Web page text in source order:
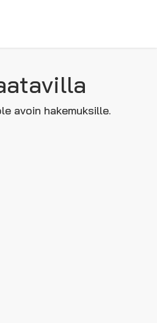
avoin hakemuksille.